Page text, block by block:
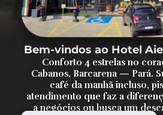
Bem-vindos ao Hotel
Conforto 4 estrelas no
Cabanos, Barcarena — Pará.
café da manhã incluso,
atendimento que faz a
a negócios ou busca um